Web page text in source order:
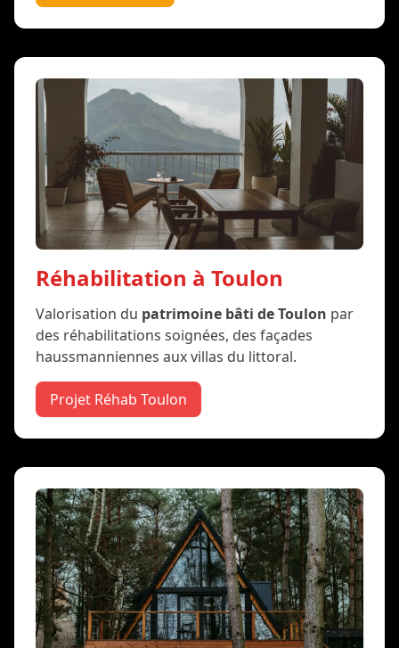
Réhabilitation à Toulon
Valorisation du patrimoine bâti de Toulon par
des réhabilitations soignées, des façades
haussmanniennes aux villas du littoral.
Projet Réhab Toulon